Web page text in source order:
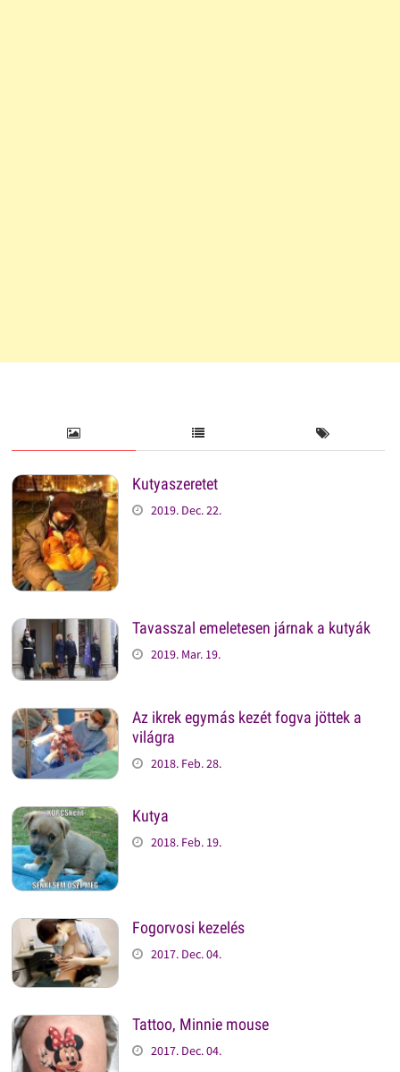
Kutyaszeretet
2019. Dec. 22.
Tavasszal emeletesen járnak a kutyák
2019. Mar. 19.
Az ikrek egymás kezét fogva jöttek a
világra
2018. Feb. 28.
Kutya
2018. Feb. 19.
Fogorvosi kezelés
2017. Dec. 04.
Tattoo, Minnie mouse
2017. Dec. 04.